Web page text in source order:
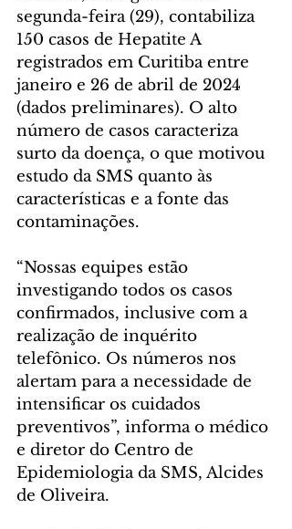
segunda-feira (29), contabiliza
150 casos de Hepatite A
registrados em Curitiba entre
janeiro e 26 de abril de 2024
(dados preliminares). O alto
número de casos caracteriza
surto da doença, o que motivou
estudo da SMS quanto às
características e a fonte das
contaminações.
“Nossas equipes estão
investigando todos os casos
confirmados, inclusive com a
realização de inquérito
telefônico. Os números nos
alertam para a necessidade de
intensificar os cuidados
preventivos”, informa o médico
e diretor do Centro de
Epidemiologia da SMS, Alcides
de Oliveira.